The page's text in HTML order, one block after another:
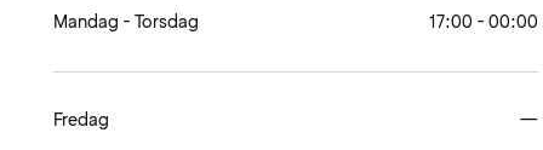
Mandag - Torsdag 17:00 - 00:00
Fredag —